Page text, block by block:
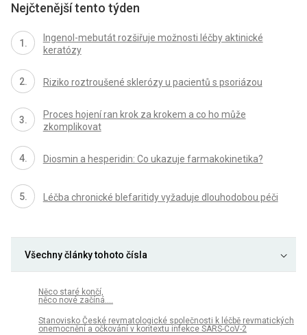
Nejčtenější tento týden
Ingenol-mebutát rozšiřuje možnosti léčby aktinické
keratózy
Riziko roztroušené sklerózy u pacientů s psoriázou
Proces hojení ran krok za krokem a co ho může
zkomplikovat
Diosmin a hesperidin: Co ukazuje farmakokinetika?
Léčba chronické blefaritidy vyžaduje dlouhodobou péči
Všechny články tohoto čísla
Něco staré končí,
něco nové začíná….
Stanovisko České revmatologické společnosti k léčbě revmatických
onemocnění a očkování v kontextu infekce SARS-CoV-2